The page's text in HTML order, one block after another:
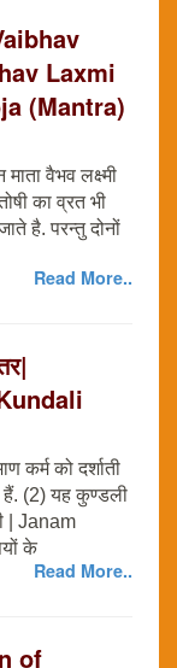
Laxmi
(Mantra)
वैभव लक्ष्मी
का व्रत भी
है. परन्तु दोनों
Read More..
को दर्शाती
हैं. (2) यह कुण्डली
| Janam
के
Read More..
of